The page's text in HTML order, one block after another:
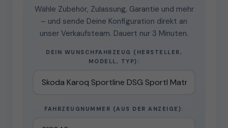
Wähle Zubehör, Zulassung, Garantie und mehr
– und sende Deine Konfiguration direkt an
unser Verkaufsteam. Dauert nur 3 Minuten.
DEIN WUNSCHFAHRZEUG (HERSTELLER,
MODELL, TYP):
FAHRZEUGNUMMER (AUS DER ANZEIGE):